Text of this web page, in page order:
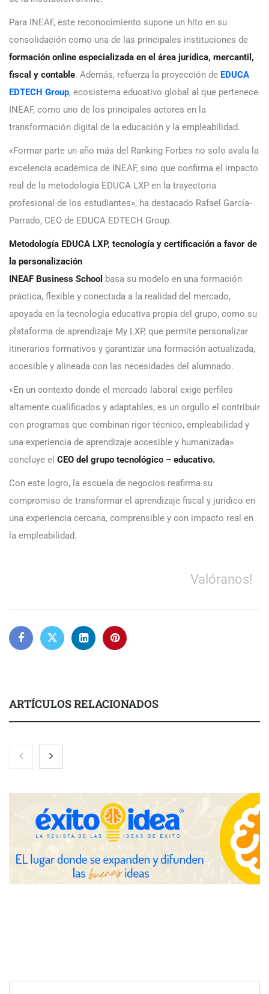
Para INEAF, este reconocimiento supone un hito en su
consolidación como una de las principales instituciones de
formación online especializada en el área jurídica, mercantil,
fiscal y contable. Además, refuerza la proyección de EDUCA
EDTECH Group, ecosistema educativo global al que pertenece
INEAF, como uno de los principales actores en la
transformación digital de la educación y la empleabilidad.
«Formar parte un año más del Ranking Forbes no solo avala la
excelencia académica de INEAF, sino que confirma el impacto
real de la metodología EDUCA LXP en la trayectoria
profesional de los estudiantes», ha destacado Rafael García-
Parrado, CEO de EDUCA EDTECH Group.
Metodología EDUCA LXP, tecnología y certificación a favor de
la personalización
INEAF Business School basa su modelo en una formación
práctica, flexible y conectada a la realidad del mercado,
apoyada en la tecnología educativa propia del grupo, como su
plataforma de aprendizaje My LXP, que permite personalizar
itinerarios formativos y garantizar una formación actualizada,
accesible y alineada con las necesidades del alumnado.
«En un contexto donde el mercado laboral exige perfiles
altamente cualificados y adaptables, es un orgullo el contribuir
con programas que combinan rigor técnico, empleabilidad y
una experiencia de aprendizaje accesible y humanizada»
concluye el CEO del grupo tecnológico – educativo.
Con este logro, la escuela de negocios reafirma su
compromiso de transformar el aprendizaje fiscal y jurídico en
una experiencia cercana, comprensible y con impacto real en
la empleabilidad.
Valóranos!
ARTÍCULOS RELACIONADOS
Nicols presenta seis modelos de anillos de compromiso para el
eclipse solar del 12 de agosto
Zoomex mejora su Strategy Center con herramientas
avanzadas para trading estratégico
COMPALISS de LYSOTRIC: cuando un solo producto multiplica
las posibilidades del salón profesional